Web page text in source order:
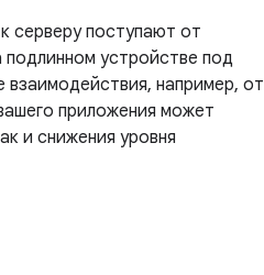
серверу поступают от
устройстве под
взаимодействия, например, от
приложения может
и снижения уровня